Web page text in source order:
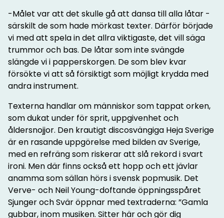
-Målet var att det skulle gå att dansa till alla låtar -
särskilt de som hade mörkast texter. Därför började
vi med att spela in det allra viktigaste, det vill säga
trummor och bas. De låtar som inte svängde
slängde vi i papperskorgen. De som blev kvar
försökte vi att så försiktigt som möjligt krydda med
andra instrument.
Texterna handlar om människor som tappat orken,
som dukat under för sprit, uppgivenhet och
åldersnojjor. Den krautigt discosvängiga Heja Sverige
är en rasande uppgörelse med bilden av Sverige,
med en refräng som riskerar att slå rekord i svart
ironi. Men där finns också ett hopp och ett jävlar
anamma som sällan hörs i svensk popmusik. Det
Verve- och Neil Young-doftande öppningsspåret
Sjunger och Svär öppnar med textraderna: ”Gamla
gubbar, inom musiken. Sitter här och gör dig